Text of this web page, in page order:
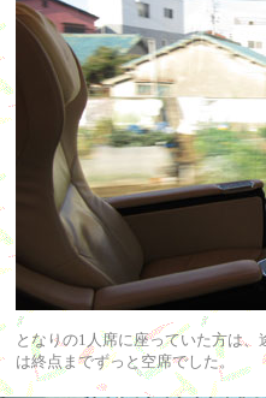
となりの1人席に座っていた方は
は終点までずっと空席でした。